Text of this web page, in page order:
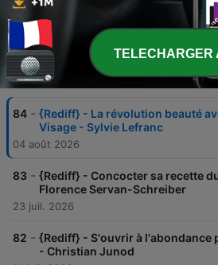
Épisodes
84 - {Rediff} - La révolution beauté
Visage - Sylvie Lefranc
04 août 2026
83 - {Rediff} - Concocter sa recette
Florence Servan-Schreiber
23 juil. 2026
82 - {Rediff} - S'ouvrir à l'abondance
- Christian Junod
TELECHARGER